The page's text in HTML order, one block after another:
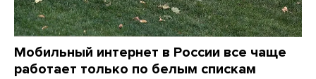
Мобильный интернет в России все чаще
работает только по белым спискам